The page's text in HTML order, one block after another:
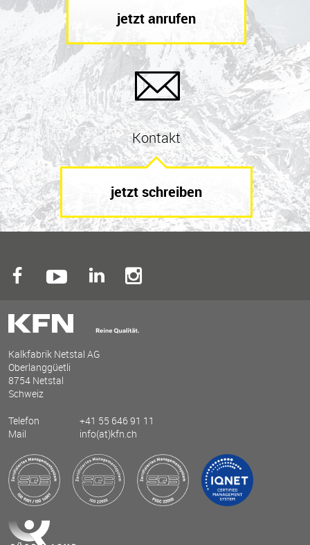
jetzt anrufen
Kontakt
jetzt schreiben
Kalkfabrik Netstal AG
Oberlanggüetli
8754 Netstal
Schweiz
Telefon
+41 55 646 91 11
Mail
info(at)kfn.ch